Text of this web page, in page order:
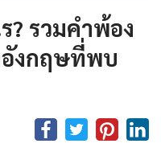
? รวมคำพ้อง
อังกฤษที่พบ